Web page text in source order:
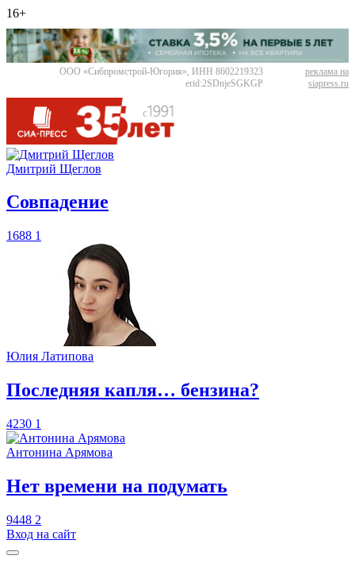
16+
ООО «Сибпромстрой-Югория», ИНН 8602219323
erid:2SDnjeSGKGP
реклама на
siapress.ru
Дмитрий Щеглов
​Совпадение
1688 1
Юлия Латипова
​Последняя капля… бензина?
4230 1
Антонина Арямова
​Нет времени на подумать
9448 2
Вход на сайт